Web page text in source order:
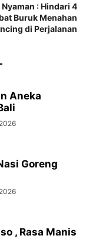
: Hindari 4
Buruk Menahan
di Perjalanan
Aneka
Goreng
, Rasa Manis